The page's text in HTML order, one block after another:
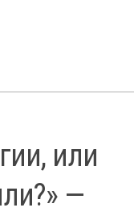
или
—